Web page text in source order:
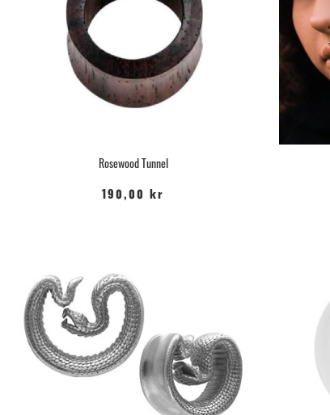
Rosewood Tunnel
190,00 kr